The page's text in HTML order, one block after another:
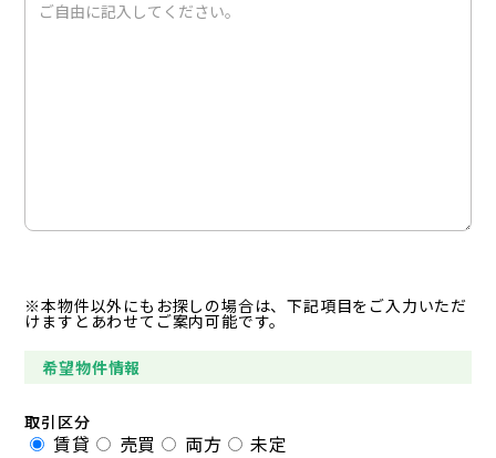
※本物件以外にもお探しの場合は、下記項目をご入力いただ
けますとあわせてご案内可能です。
希望物件情報
取引区分
賃貸 売買 両方 未定